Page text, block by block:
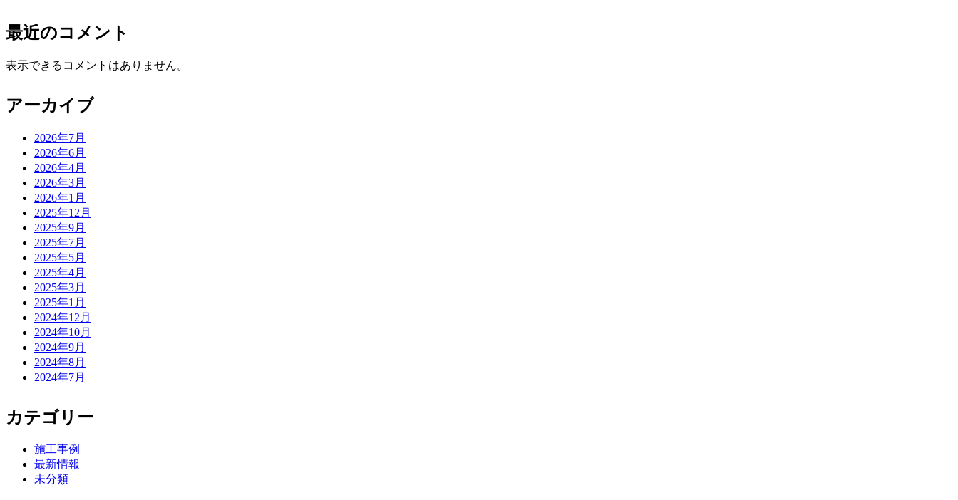
最近のコメント
表示できるコメントはありません。
アーカイブ
2026年7月
2026年6月
2026年4月
2026年3月
2026年1月
2025年12月
2025年9月
2025年7月
2025年5月
2025年4月
2025年3月
2025年1月
2024年12月
2024年10月
2024年9月
2024年8月
2024年7月
カテゴリー
施工事例
最新情報
未分類